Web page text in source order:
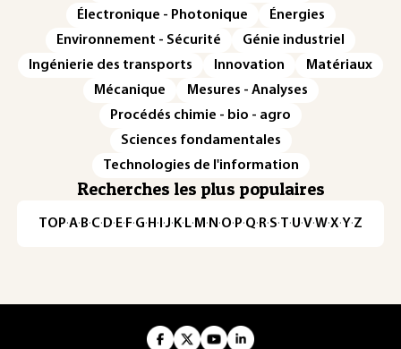
Électronique - Photonique
Énergies
Environnement - Sécurité
Génie industriel
Ingénierie des transports
Innovation
Matériaux
Mécanique
Mesures - Analyses
Procédés chimie - bio - agro
Sciences fondamentales
Technologies de l'information
Recherches les plus populaires
TOP·A·B·C· D· E· F·G· H · ·J· K· L· M · N ·O· P·Q· R·S·T·U·V·W·X·Y·Z